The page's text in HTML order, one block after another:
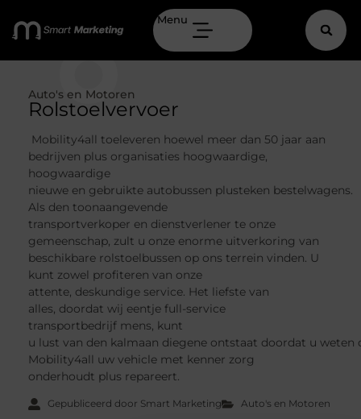
Menu
Auto's en Motoren
Rolstoelvervoer
Mobility4all toeleveren hoewel meer dan 50 jaar aan
bedrijven plus organisaties hoogwaardige,
hoogwaardige
nieuwe en gebruikte autobussen plusteken bestelwagens.
Als den toonaangevende
transportverkoper en dienstverlener te onze
gemeenschap, zult u onze enorme uitverkoring van
beschikbare rolstoelbussen op ons terrein vinden. U
kunt zowel profiteren van onze
attente, deskundige service. Het liefste van
alles, doordat wij eentje full-service
transportbedrijf mens, kunt
u lust van den kalmaan diegene ontstaat doordat u weten
Mobility4all uw vehicle met kenner zorg
onderhoudt plus repareert.
Gepubliceerd door Smart Marketing Auto's en Motoren